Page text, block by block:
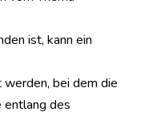
ist, kann ein
werden, bei dem die
entlang des